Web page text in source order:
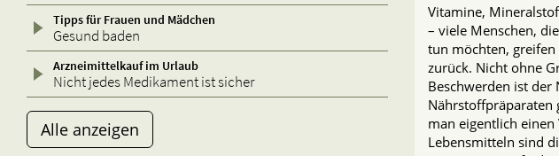
Tipps für Frauen und Mädchen
Gesund baden
Arzneimittelkauf im Urlaub
Nicht jedes Medikament ist sicher
Alle anzeigen
Vitamine,
– viele Menschen,
tun möchten,
zurück. Nicht ohne
Beschwerden ist der
Nährstoffpräparaten
man eigentlich
Lebensmitteln sind